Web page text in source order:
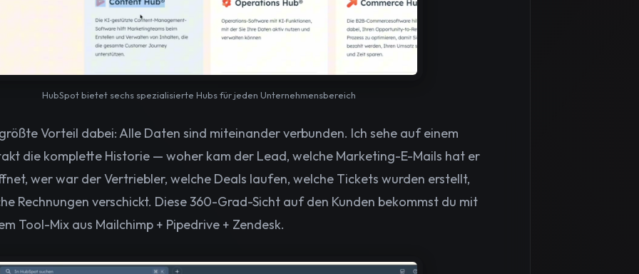
HubSpot bietet sechs spezialisierte Hubs für jeden Unternehmensbereich
Vorteil dabei: Alle Daten sind miteinander verbunden. Ich sehe auf einem
die komplette Historie — woher kam der Lead, welche Marketing-E-Mails hat er
wer war der Vertriebler, welche Deals laufen, welche Tickets wurden erstellt,
Rechnungen verschickt. Diese 360-Grad-Sicht auf den Kunden bekommst du mit
Tool-Mix aus Mailchimp + Pipedrive + Zendesk.